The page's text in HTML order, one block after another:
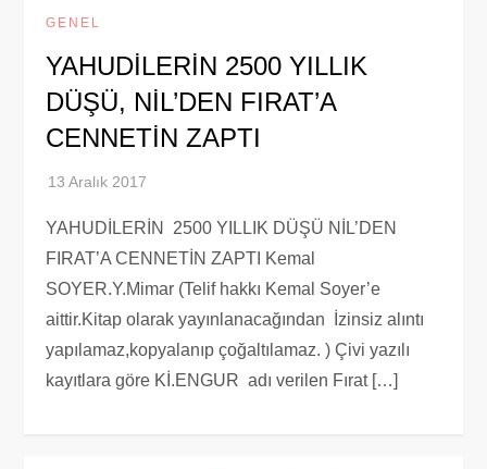
GENEL
YAHUDİLERİN 2500 YILLIK
DÜŞÜ, NİL’DEN FIRAT’A
CENNETİN ZAPTI
YAHUDİLERİN 2500 YILLIK DÜŞÜ NİL’DEN
FIRAT’A CENNETİN ZAPTI Kemal
SOYER.Y.Mimar (Telif hakkı Kemal Soyer’e
aittir.Kitap olarak yayınlanacağından İzinsiz alıntı
yapılamaz,kopyalanıp çoğaltılamaz. ) Çivi yazılı
kayıtlara göre Kİ.ENGUR adı verilen Fırat […]